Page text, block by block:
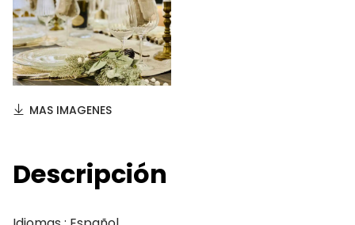
MAS IMAGENES
Descripción